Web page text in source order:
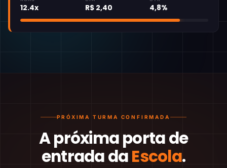
12.4x R$ 2,40 4,8%
PRÓXIMA TURMA CONFIRMADA
A próxima porta de
entrada daEscola.